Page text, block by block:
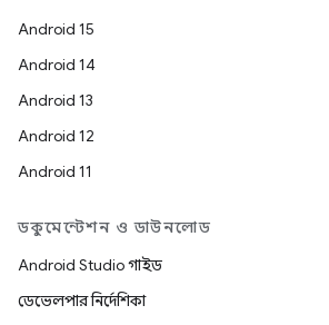
Android 15
Android 14
Android 13
Android 12
Android 11
ডকুমেন্টেশন ও ডাউনলোড
Android Studio গাইড
ডেভেলপার নির্দেশিকা